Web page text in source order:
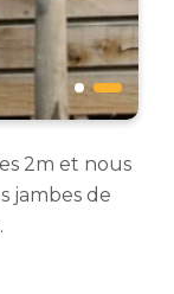
2m et nous
jambes de